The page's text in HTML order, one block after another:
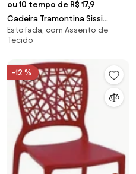
ou 10 tempo de R$ 17,9
Cadeira Tramontina Sissi
Summa Camurça em
Polipropileno Sustentável e
Estofada, com Assento de
Tecido
-12 %